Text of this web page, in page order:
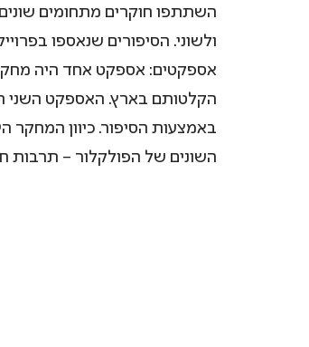
השתתפו חוקרים מתחומים
ולשוני. הסיפורים שנאספו
אספקטים: אספקט אחד היה מחקר
הקלטותם בארץ. האספקט השני
באמצעות הסיפור. כיוון המחקר
השונים של הפולקלור – תרבות